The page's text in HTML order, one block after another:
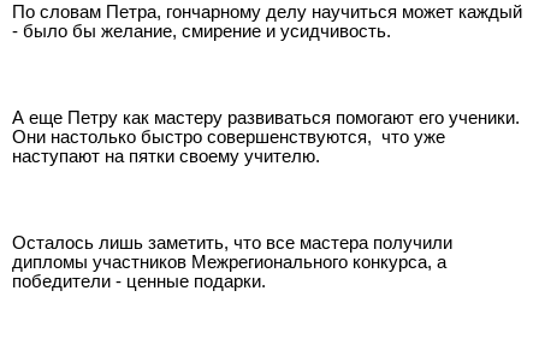
По словам Петра, гончарному делу научиться может каждый
- было бы желание, смирение и усидчивость.
А еще Петру как мастеру развиваться помогают его ученики.
Они настолько быстро совершенствуются, что уже
наступают на пятки своему учителю.
Осталось лишь заметить, что все мастера получили
дипломы участников Межрегионального конкурса, а
победители - ценные подарки.